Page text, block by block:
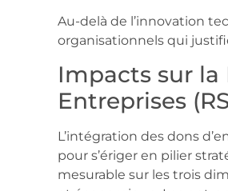
Au-delà de l’innovation
organisationnels qui
Impacts sur la
Entreprises
L’intégration des dons
pour s’ériger en pilier
mesurable sur les trois